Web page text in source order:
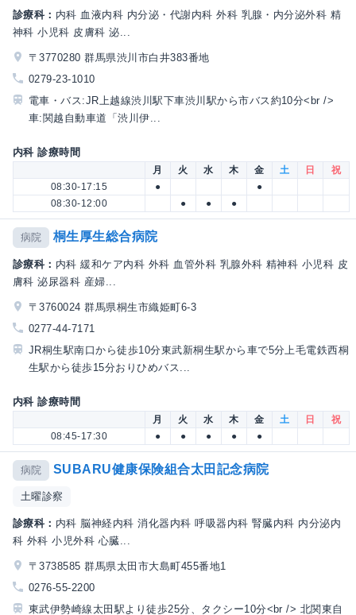
診療科： 内科 血液内科 内分泌・代謝内科 外科 乳腺・内分泌外科 精
神科 小児科 皮膚科 泌...
〒3770280 群馬県渋川市白井383番地
0279-23-1010
電車・バス:JR上越線渋川駅下車渋川駅から市バス約10分<br />
車:関越自動車道「渋川伊...
内科 診療時間
月 火 水 木 金 土 日
祝
08:30-17:15
●
●
08:30-12:00
● ● ●
病院 桐生厚生総合病院
診療科： 内科 緩和ケア内科 外科 血管外科 乳腺外科 精神科 小児科 皮
膚科 泌尿器科 産婦...
〒3760024 群馬県桐生市織姫町6-3
0277-44-7171
JR桐生駅南口から徒歩10分東武新桐生駅から車で5分上毛電鉄西桐
生駅から徒歩15分おりひめバス...
内科 診療時間
月 火 水 木 金 土 日
祝
08:45-17:30
● ● ● ● ●
病院 SUBARU健康保険組合太田記念病院
土曜診察
診療科： 内科 脳神経内科 消化器内科 呼吸器内科 腎臓内科 内分泌内
科 外科 小児外科 心臓...
〒3738585 群馬県太田市大島町455番地1
0276-55-2200
東武伊勢崎線太田駅より徒歩25分、タクシー10分<br /> 北関東自